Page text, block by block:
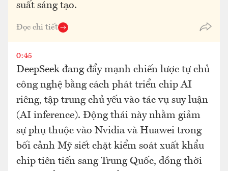
suất sáng tạo.
Đọc chi tiết
0:45
DeepSeek đang đẩy mạnh chiến lược tự chủ
công nghệ bằng cách phát triển chip AI
riêng, tập trung chủ yếu vào tác vụ suy luận
(AI inference). Động thái này nhằm giảm
sự phụ thuộc vào Nvidia và Huawei trong
bối cảnh Mỹ siết chặt kiểm soát xuất khẩu
chip tiên tiến sang Trung Quốc, đồng thời